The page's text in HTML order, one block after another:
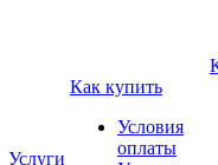
Услуги
Как купить
Условия
оплаты